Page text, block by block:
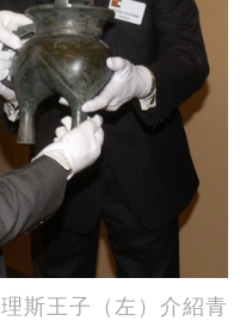
斯王子（左）介紹青